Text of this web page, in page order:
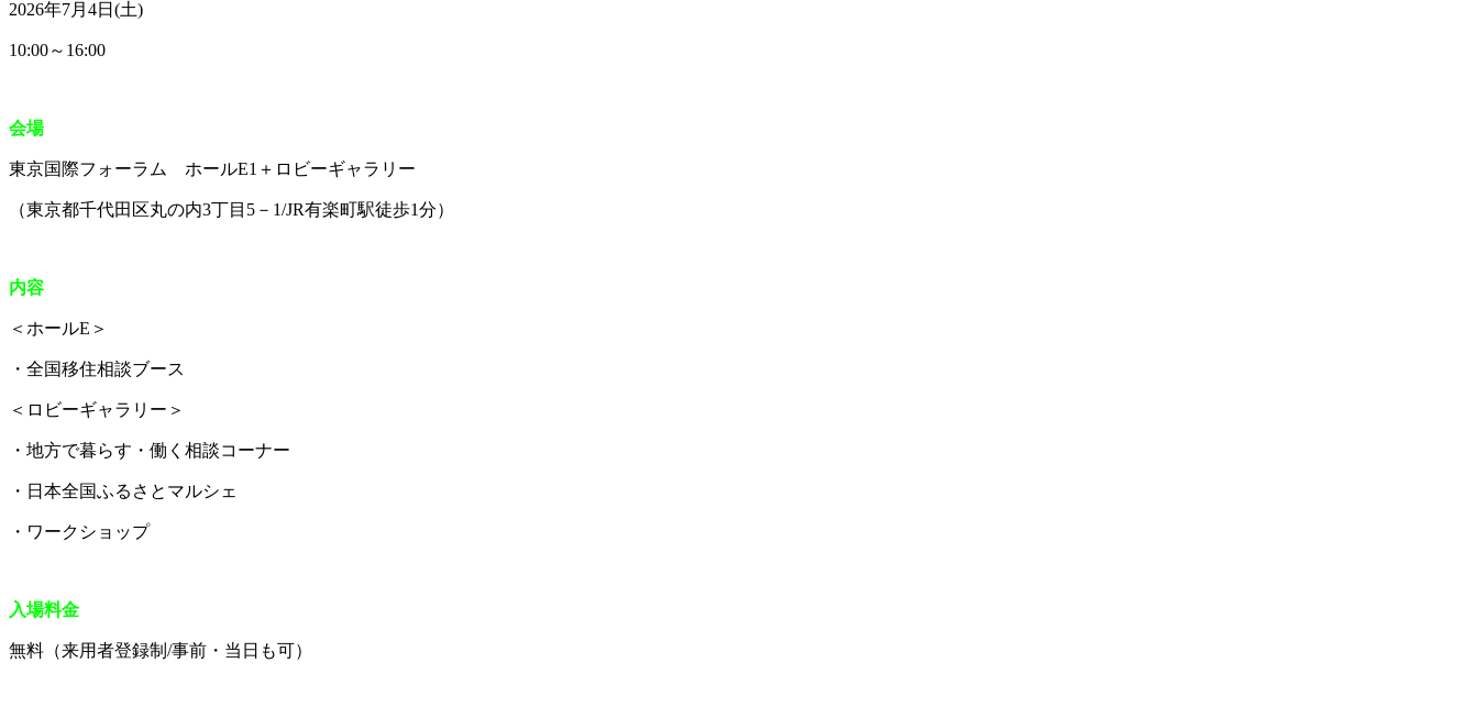
2026年7月4日(土)
10:00～16:00
会場
東京国際フォーラム ホールE1＋ロビーギャラリー
（東京都千代田区丸の内3丁目5－1/JR有楽町駅徒歩1分）
内容
＜ホールE＞
・全国移住相談ブース
＜ロビーギャラリー＞
・地方で暮らす・働く相談コーナー
・日本全国ふるさとマルシェ
・ワークショップ
入場料金
無料（来用者登録制/事前・当日も可）